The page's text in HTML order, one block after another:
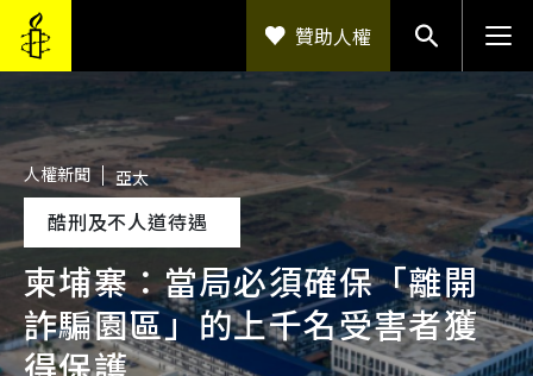
人權新聞 亞太
酷刑及不人道待遇
柬埔寨：當局必須確保「離開
詐騙園區」的上千名受害者獲
得保護
贊助人權